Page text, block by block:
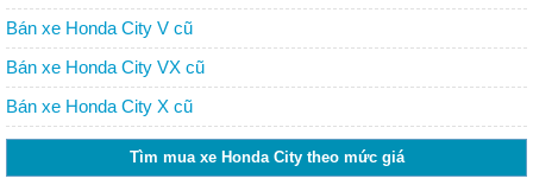
Bán xe Honda City V cũ
Bán xe Honda City VX cũ
Bán xe Honda City X cũ
Tìm mua xe Honda City theo mức giá